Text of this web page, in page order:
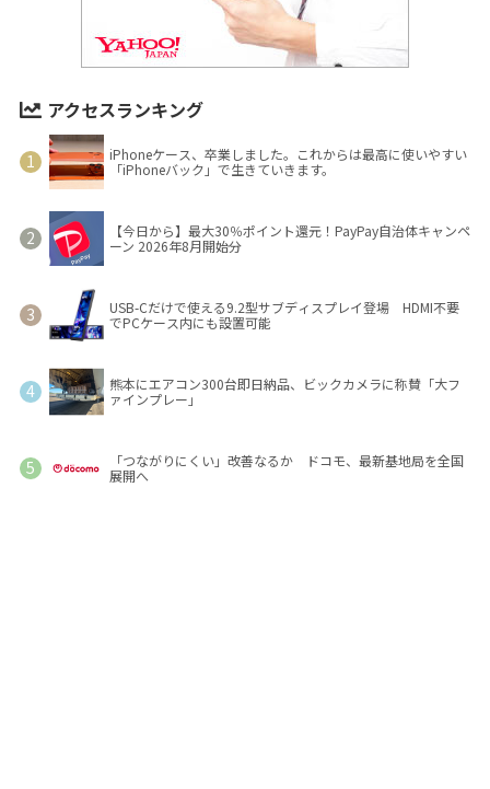
アクセスランキング
iPhoneケース、卒業しました。これからは最高に使いやすい
「iPhoneバック」で生きていきます。
【今日から】最大30％ポイント還元！PayPay自治体キャンペ
ーン 2026年8月開始分
USB-Cだけで使える9.2型サブディスプレイ登場 HDMI不要
でPCケース内にも設置可能
熊本にエアコン300台即日納品、ビックカメラに称賛「大フ
ァインプレー」
「つながりにくい」改善なるか ドコモ、最新基地局を全国
展開へ